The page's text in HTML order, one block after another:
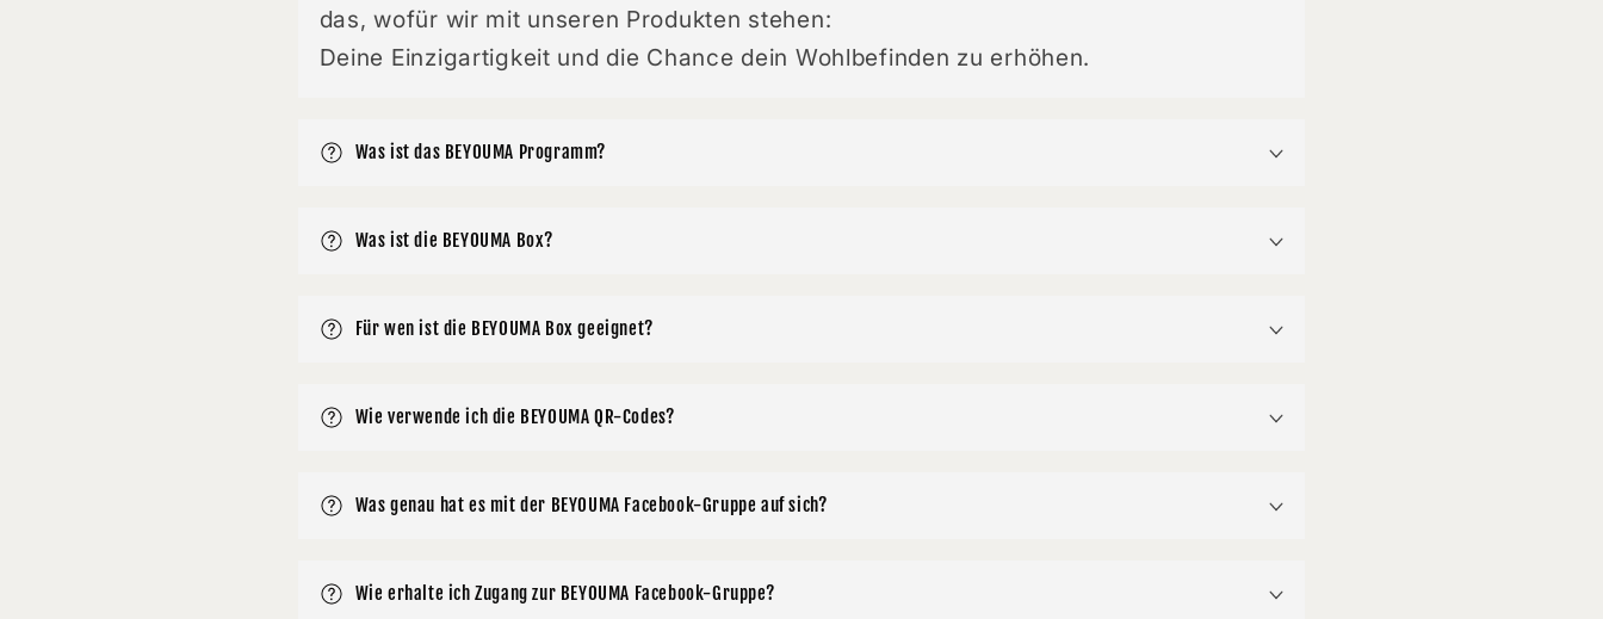
das, wofür wir mit unseren Produkten stehen:
Deine Einzigartigkeit und die Chance dein Wohlbefinden zu erhöhen.
Was ist das BEYOUMA Programm?
Was ist die BEYOUMA Box?
Für wen ist die BEYOUMA Box geeignet?
Wie verwende ich die BEYOUMA QR-Codes?
Was genau hat es mit der BEYOUMA Facebook-Gruppe auf sich?
Wie erhalte ich Zugang zur BEYOUMA Facebook-Gruppe?